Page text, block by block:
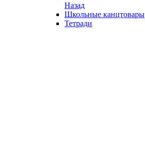
Назад
Школьные канцтовары
Тетради